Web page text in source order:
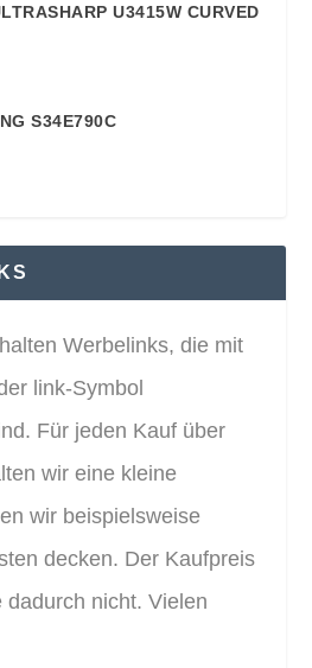
U3415W CURVED
S34E790C
Werbelinks, die mit
link-Symbol
Für jeden Kauf über
wir eine kleine
wir beispielsweise
decken. Der Kaufpreis
dadurch nicht. Vielen